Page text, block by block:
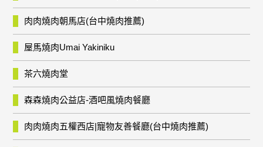
肉肉燒肉朝馬店(台中燒肉推薦)
屋馬燒肉Umai Yakiniku
茶六燒肉堂
森森燒肉公益店-酒吧風燒肉餐廳
肉肉燒肉五權西店|寵物友善餐廳(台中燒肉推薦)